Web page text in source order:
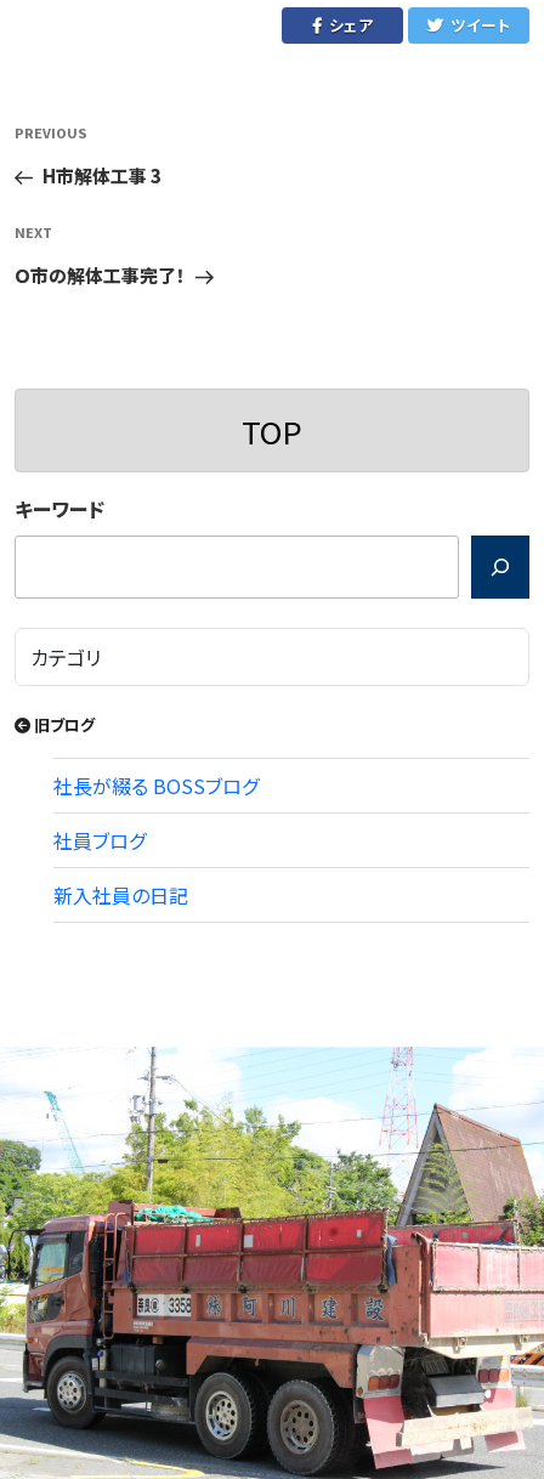
シェア ツイート
投
ナ
ビ
ゲ
Previous
Post
PREVIOUS
H市解体工事 3
Next
Post
NEXT
Ｏ市の解体工事完了！
TOP
キーワード
旧ブログ
社長が綴る BOSSブログ
社員ブログ
新入社員の日記